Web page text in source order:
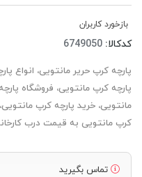
بازخورد کاربران
کدکالا:
پارچه کرپ حریر مانتویی، انواع
پارچه کرپ مانتویی، فروشگاه
مانتویی، خرید پارچه کرپ
کرپ مانتویی به قیمت درب
تماس بگیرید